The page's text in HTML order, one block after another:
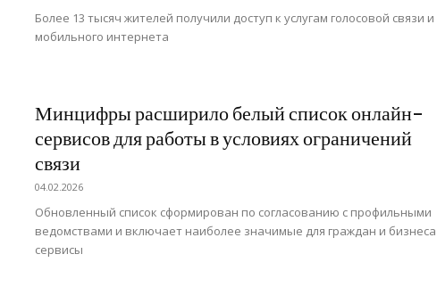
Более 13 тысяч жителей получили доступ к услугам голосовой связи и
мобильного интернета
Минцифры расширило белый список онлайн-
сервисов для работы в условиях ограничений
связи
04.02.2026
Обновленный список сформирован по согласованию с профильными
ведомствами и включает наиболее значимые для граждан и бизнеса
сервисы